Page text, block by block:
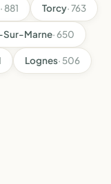
· 881 Torcy· 763
Sur-Marne· 650
Lognes· 506